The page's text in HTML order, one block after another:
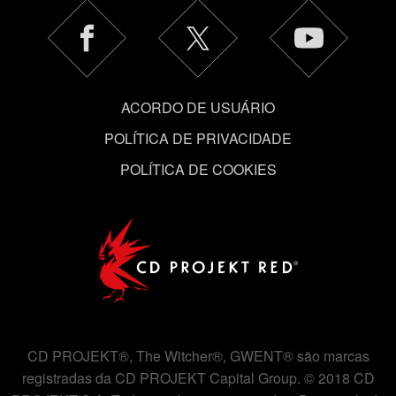
ACORDO DE USUÁRIO
POLÍTICA DE PRIVACIDADE
POLÍTICA DE COOKIES
CD PROJEKT®, The Witcher®, GWENT® são marcas
registradas da CD PROJEKT Capital Group. © 2018 CD